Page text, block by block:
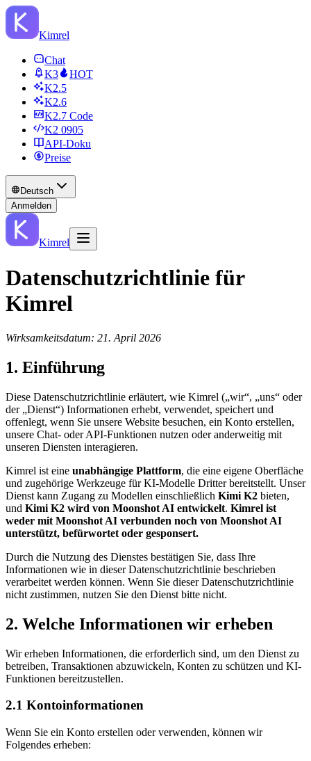
Kimrel
Chat
K3
HOT
K2.5
K2.6
K2.7 Code
K2 0905
API‑Doku
Preise
Deutsch
Anmelden
Kimrel
Datenschutzrichtlinie für
Kimrel
Wirksamkeitsdatum: 21. April 2026
1. Einführung
Diese Datenschutzrichtlinie erläutert, wie Kimrel („wir“, „uns“ oder
der „Dienst“) Informationen erhebt, verwendet, speichert und
offenlegt, wenn Sie unsere Website besuchen, ein Konto erstellen,
unsere Chat- oder API-Funktionen nutzen oder anderweitig mit
unseren Diensten interagieren.
Kimrel ist eine unabhängige Plattform, die eine eigene Oberfläche
und zugehörige Werkzeuge für KI-Modelle Dritter bereitstellt. Unser
Dienst kann Zugang zu Modellen einschließlich Kimi K2 bieten,
und Kimi K2 wird von Moonshot AI entwickelt. Kimrel ist
weder mit Moonshot AI verbunden noch von Moonshot AI
unterstützt, befürwortet oder gesponsert.
Durch die Nutzung des Dienstes bestätigen Sie, dass Ihre
Informationen wie in dieser Datenschutzrichtlinie beschrieben
verarbeitet werden können. Wenn Sie dieser Datenschutzrichtlinie
nicht zustimmen, nutzen Sie den Dienst bitte nicht.
2. Welche Informationen wir erheben
Wir erheben Informationen, die erforderlich sind, um den Dienst zu
betreiben, Transaktionen abzuwickeln, Konten zu schützen und KI-
Funktionen bereitzustellen.
2.1 Kontoinformationen
Wenn Sie ein Konto erstellen oder verwenden, können wir
Folgendes erheben: